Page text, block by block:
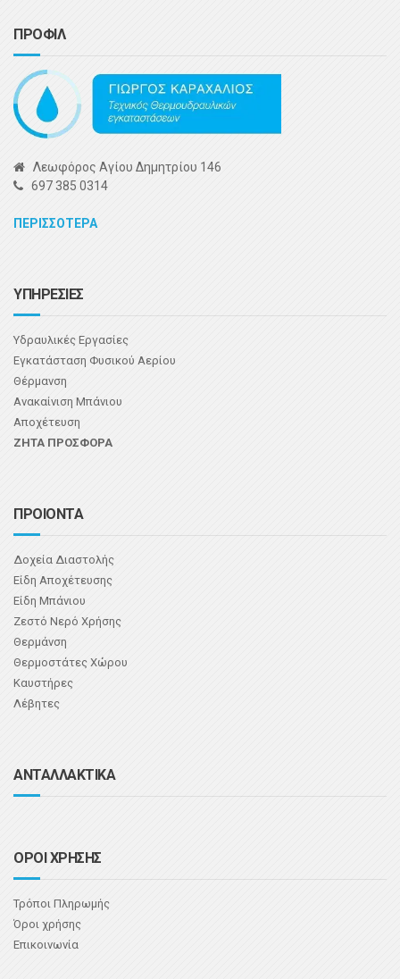
ΠΡΟΦΙΛ
Λεωφόρος Αγίου Δημητρίου 146
697 385 0314
ΠΕΡΙΣΣΟΤΕΡΑ
ΥΠΗΡΕΣΙΕΣ
Υδραυλικές Εργασίες
Εγκατάσταση Φυσικού Αερίου
Θέρμανση
Ανακαίνιση Μπάνιου
Αποχέτευση
ΖΗΤΑ ΠΡΟΣΦΟΡΑ
ΠΡΟΙΟΝΤΑ
Δοχεία Διαστολής
Είδη Αποχέτευσης
Είδη Μπάνιου
Ζεστό Νερό Χρήσης
Θερμάνση
Θερμοστάτες Χώρου
Καυστήρες
Λέβητες
ΑΝΤΑΛΛΑΚΤΙΚΑ
ΟΡΟΙ ΧΡΗΣΗΣ
Τρόποι Πληρωμής
Όροι χρήσης
Επικοινωνία